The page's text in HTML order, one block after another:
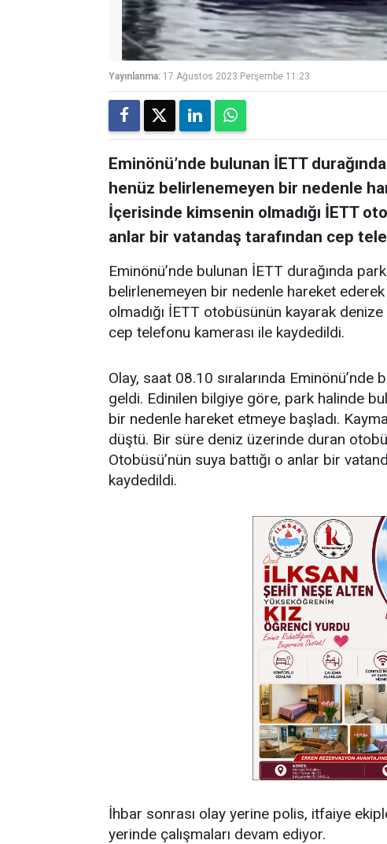
Yayınlanma: 17 Ağustos 2023 Perşembe 11:23
Eminönü’nde bulunan İETT
henüz belirlenemeyen bir nedenle
İçerisinde kimsenin olmadığı İETT
anlar bir vatandaş tarafından cep
Eminönü’nde bulunan İETT durağında
belirlenemeyen bir nedenle hareket
olmadığı İETT otobüsünün kayarak
cep telefonu kamerası ile kaydedildi.
Olay, saat 08.10 sıralarında
geldi. Edinilen bilgiye göre, park halinde
bir nedenle hareket etmeye başladı.
düştü. Bir süre deniz üzerinde duran
Otobüsü’nün suya battığı o anlar bir
kaydedildi.
İhbar sonrası olay yerine polis, itfaiye
yerinde çalışmaları devam ediyor.